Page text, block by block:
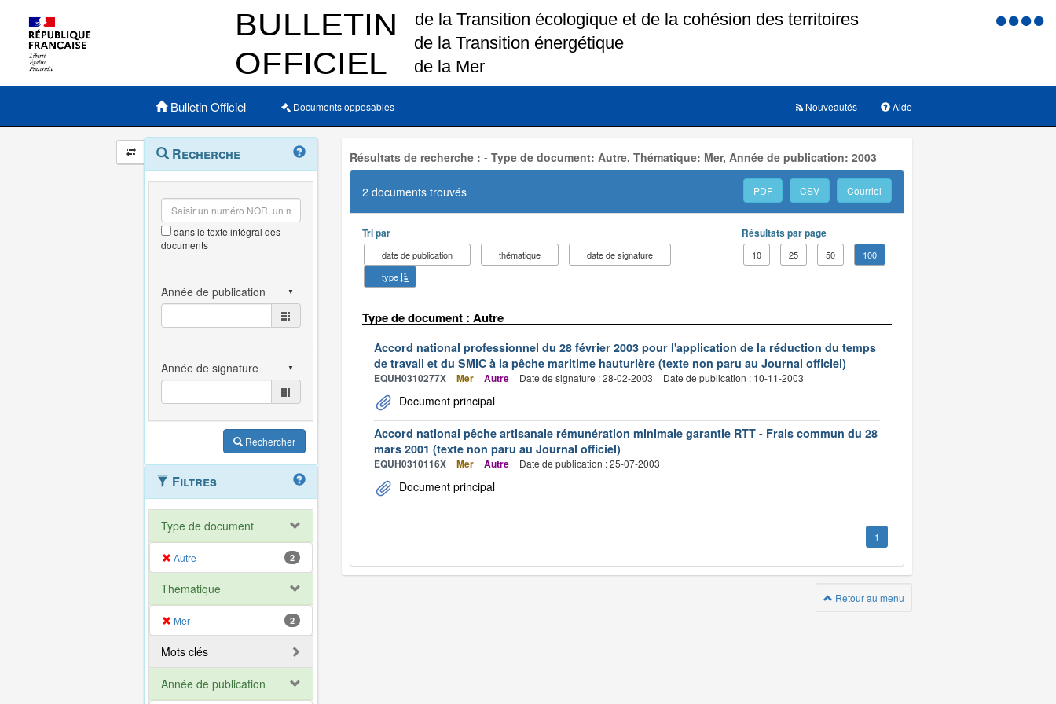
Menu
Menu principal
Bulletin Officiel Documents opposables Aide
Nouveautés
Navigation
et
outils
annexes
Menu
contextuel
Recherche
dans le texte intégral des
documents
Rechercher
Filtres
Type de document
Autre 2
Thématique
Mer 2
Mots clés
Année de publication
Résultats de recherche : - Type de document: Autre, Thématique: Mer, Année de publication: 2003
2 documents trouvés PDF CSV Courriel
Tri par
date de publication thématique
date de signature
type
Résultats par page
10 25 50 100
Type de document : Autre
Accord national professionnel du 28 février 2003 pour l'application de la réduction du temps
de travail et du SMIC à la pêche maritime hauturière (texte non paru au Journal officiel)
EQUH0310277X Mer Autre Date de signature : 28-02-2003 Date de publication : 10-11-2003
Document principal
Accord national pêche artisanale rémunération minimale garantie RTT - Frais commun du 28
mars 2001 (texte non paru au Journal officiel)
EQUH0310116X Mer Autre Date de publication : 25-07-2003
Document principal
1
Retour au menu